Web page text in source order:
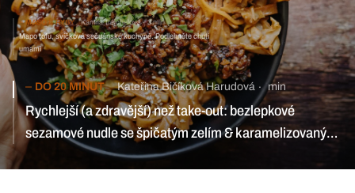
MASO & RYBY Kamila Treichelová 3 min
Mapo tofu, svíčková sečuánské kuchyně. Podlehněte chuti
umami
DO 20 MINUT Kateřina Bičíková Harudová min
Rychlejší (a zdravější) než take-out: bezlepkové
sezamové nudle se špičatým zelím & karamelizovaným
masem